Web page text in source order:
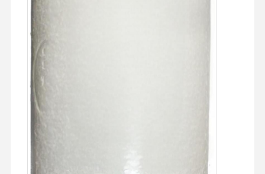
ระบบกรองน้ำบริสุทธิ์พิเศษ
อุปกรณ์สําหรับน้ําที่บริสุทธิ์มาก
ระบบกรองน้ํา อุลตราเพียว
ระบบน้ำ RO อัลตร้าเพียว
ระบบทําความสะอาดน้ําอุตสาหกรรม
เครื่องทำน้ำปราศจากไอออน